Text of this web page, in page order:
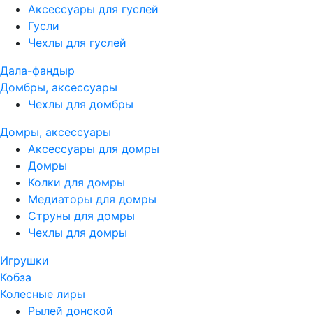
Аксессуары для гуслей
Гусли
Чехлы для гуслей
Дала-фандыр
Домбры, аксессуары
Чехлы для домбры
Домры, аксессуары
Аксессуары для домры
Домры
Колки для домры
Медиаторы для домры
Струны для домры
Чехлы для домры
Игрушки
Кобза
Колесные лиры
Рылей донской